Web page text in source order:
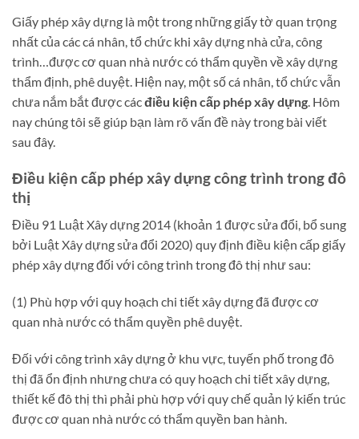
Giấy phép xây dựng là một trong những giấy tờ quan trọng
nhất của các cá nhân, tổ chức khi xây dựng nhà cửa, công
trình…được cơ quan nhà nước có thẩm quyền về xây dựng
thẩm định, phê duyệt. Hiện nay, một số cá nhân, tổ chức vẫn
chưa nắm bắt được cácđiều kiện cấp phép xây dựng . Hôm
nay chúng tôi sẽ giúp bạn làm rõ vấn đề này trong bài viết
sau đây.
Điều kiện cấp phép xây dựng công trình trong đô
thị
Điều 91 Luật Xây dựng 2014 (khoản 1 được sửa đổi, bổ sung
bởi Luật Xây dựng sửa đổi 2020) quy định điều kiện cấp giấy
phép xây dựng đối với công trình trong đô thị như sau:
(1) Phù hợp với quy hoạch chi tiết xây dựng đã được cơ
quan nhà nước có thẩm quyền phê duyệt.
Đối với công trình xây dựng ở khu vực, tuyến phố trong đô
thị đã ổn định nhưng chưa có quy hoạch chi tiết xây dựng,
thiết kế đô thị thì phải phù hợp với quy chế quản lý kiến trúc
được cơ quan nhà nước có thẩm quyền ban hành.